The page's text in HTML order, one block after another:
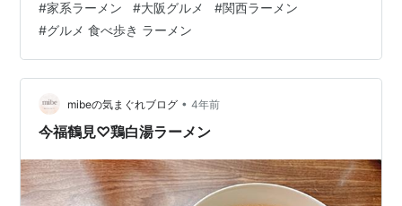
ということもあり ランチ時は混雑すると聞いていたので
少し早めに来店 ライス無料はありがたい！！！ 店に入っ
て食券購入して列に並んで入店 久々に固め濃いめ多め海
苔とっぴんぐ 美味しかったです。 ライスも無料なのに大
盛で幸せでした。 明日からダイエットします。 大阪では
チェーン店以外の家系な…
#家系ラーメン #大阪グルメ #関西ラーメン
#グルメ 食べ歩き ラーメン
mibeの気まぐれブログ • 4年前
今福鶴見♡鶏白湯ラーメン